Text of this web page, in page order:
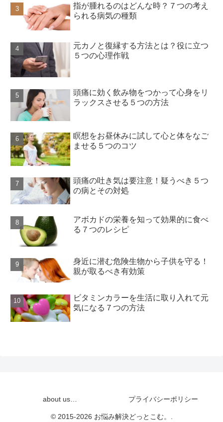
指が腫れるのはどんな時？７つの考え
られる病気の種類
元カノと復縁する方法とは？役に立つ
５つの心理作戦
頭痛に効く飲み物をつかって心身をリ
ラックスさせる５つの方法
瞑想をお昼休みに試して心と体をなご
ませる５つのコツ
頭痛の吐き気は要注意！疑うべき５つ
の病とその対処
アボカドの栄養を知って効果的に食べ
る７つのレシピ
身近に潜む危険生物から子供を守る！
親が取るべき有効策
ビタミンカラーを生活に取り入れて元
気になる７つの方法
about us… プライバシーポリシー
© 2015-2026 お悩み解決どっとこむ。.